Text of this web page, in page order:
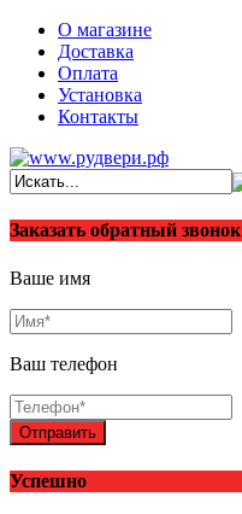
О магазине
Доставка
Оплата
Установка
Контакты
Заказать обратный звонок
Ваше имя
Ваш телефон
Отправить
Успешно